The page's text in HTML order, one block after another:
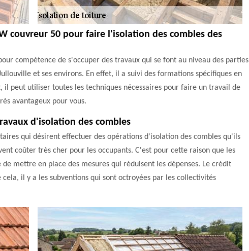
couvreur 50 pour faire l'isolation des combles des
compétence de s'occuper des travaux qui se font au niveau des parties
et ses environs. En effet, il a suivi des formations spécifiques en
il peut utiliser toutes les techniques nécessaires pour faire un travail de
avantageux pour vous.
d'isolation des combles
qui désirent effectuer des opérations d'isolation des combles qu'ils
coûter très cher pour les occupants. C'est pour cette raison que les
mettre en place des mesures qui réduisent les dépenses. Le crédit
il y a les subventions qui sont octroyées par les collectivités